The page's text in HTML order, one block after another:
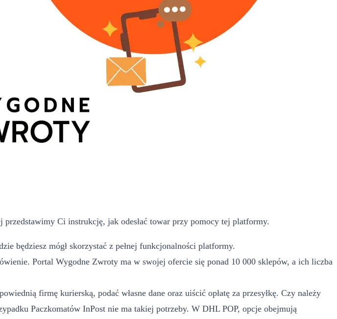
Ci instrukcję, jak odesłać towar przy pomocy tej platformy.
będziesz mógł skorzystać z pełnej funkcjonalności platformy.
Portal Wygodne Zwroty ma w swojej ofercie się ponad 10 000 sklepów, a ich liczba
firmę kurierską, podać własne dane oraz uiścić opłatę za przesyłkę. Czy należy
Paczkomatów InPost nie ma takiej potrzeby. W DHL POP, opcje obejmują